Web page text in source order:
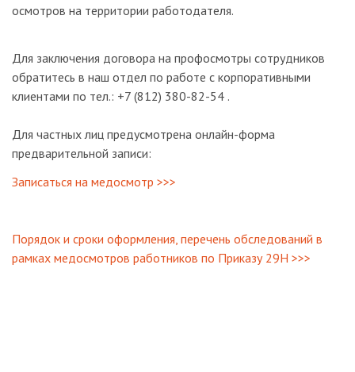
осмотров на территории работодателя.
Для заключения договора на профосмотры сотрудников
обратитесь в наш отдел по работе с корпоративными
клиентами по тел.: +7 (812) 380-82-54 .
Для частных лиц предусмотрена онлайн-форма
предварительной записи:
Записаться на медосмотр >>>
Порядок и сроки оформления, перечень обследований в
рамках медосмотров работников по Приказу 29Н >>>